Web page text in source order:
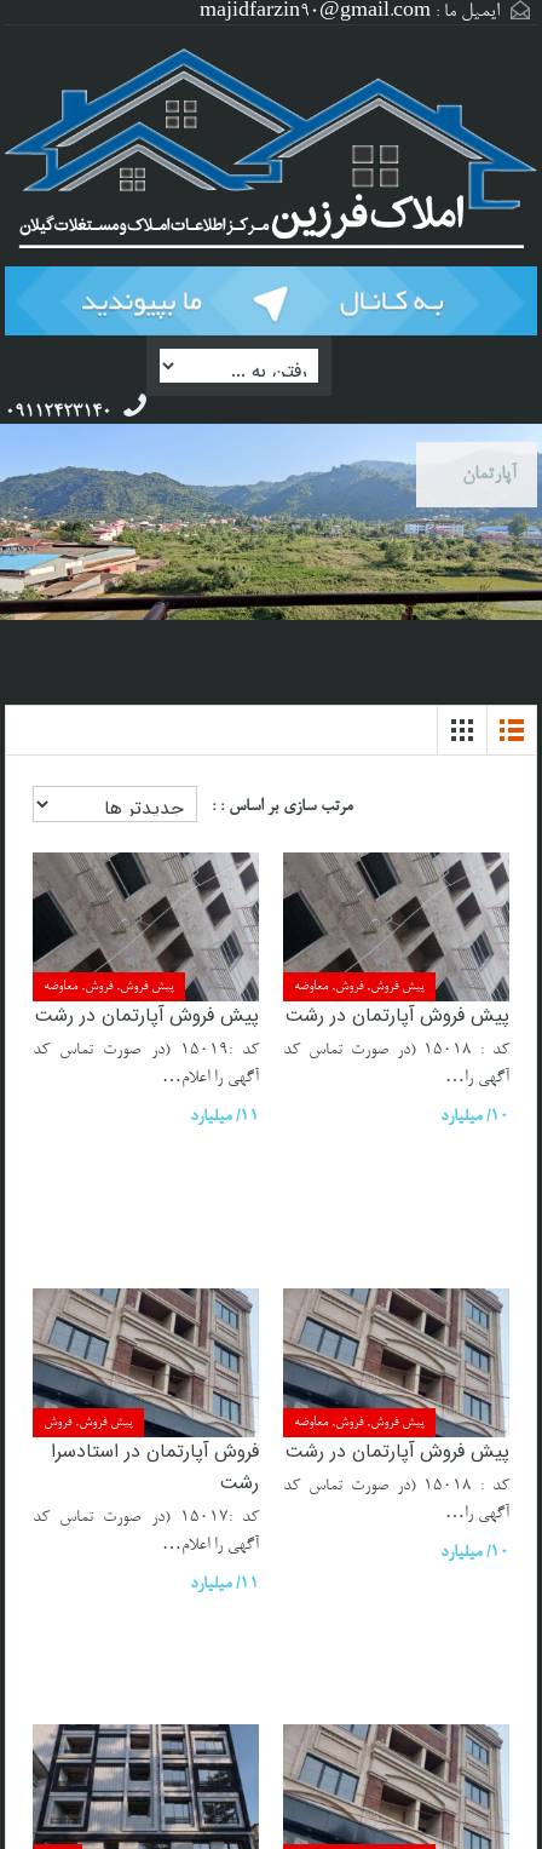
ایمیل ما : majidfarzin90@gmail.com
09112423140
آپارتمان
مرتب سازی بر اساس : :
پیش فروش, فروش, معاوضه
پیش فروش آپارتمان در رشت
کد : ۱۵۰۱۸ (در صورت تماس کد
آگهی را…
10/ میلیارد
پیش فروش, فروش, معاوضه
پیش فروش آپارتمان در رشت
کد :۱۵۰۱۹ (در صورت تماس کد
آگهی را اعلام…
11/ میلیارد
پیش فروش, فروش, معاوضه
پیش فروش آپارتمان در رشت
کد : ۱۵۰۱۸ (در صورت تماس کد
آگهی را…
10/ میلیارد
پیش فروش, فروش
فروش آپارتمان در استادسرا
رشت
کد :۱۵۰۱۷ (در صورت تماس کد
آگهی را اعلام…
11/ میلیارد